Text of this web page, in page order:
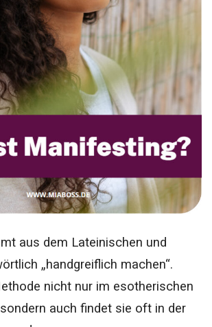
aus dem Lateinischen und
„handgreiflich machen“.
nicht nur im esotherischen
auch findet sie oft in der